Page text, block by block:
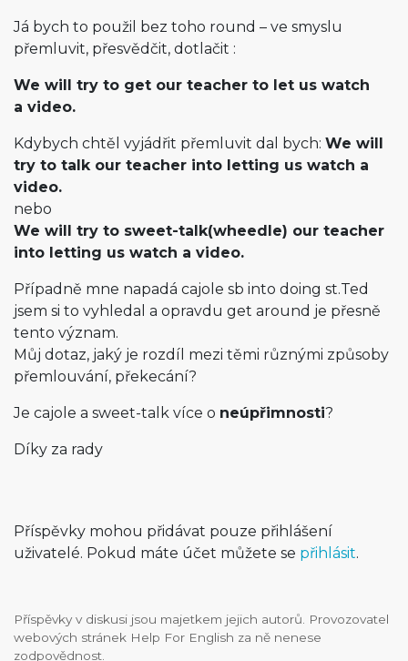
Já bych to použil bez toho round – ve smyslu
přemluvit, přesvědčit, dotlačit :
We will try to get our teacher to let us watch
a video.
Kdybych chtěl vyjádřit přemluvit dal bych: We will
try to talk our teacher into letting us watch a
video.
nebo
We will try to sweet-talk(wheedle) our teacher
into letting us watch a video.
Případně mne napadá cajole sb into doing st.Ted
jsem si to vyhledal a opravdu get around je přesně
tento význam.
Můj dotaz, jaký je rozdíl mezi těmi různými způsoby
přemlouvání, překecání?
Je cajole a sweet-talk více o neúpřimnosti?
Díky za rady
Příspěvky mohou přidávat pouze přihlášení
uživatelé. Pokud máte účet můžete se přihlásit.
Příspěvky v diskusi jsou majetkem jejich autorů. Provozovatel
webových stránek Help For English za ně nenese
zodpovědnost.